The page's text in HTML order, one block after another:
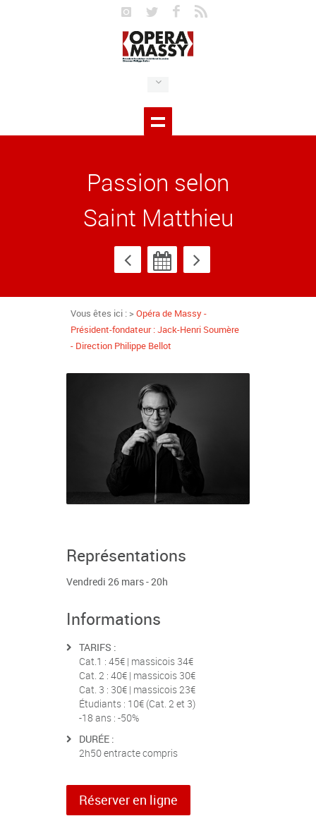
Passion selon
Saint Matthieu
Vous êtes ici : >Opéra de Massy -
Président-fondateur : Jack-Henri Soumère
- Direction Philippe Bellot
Représentations
Vendredi 26 mars - 20h
Informations
TARIFS :
Cat.1 : 45€ | massicois 34€
Cat. 2 : 40€ | massicois 30€
Cat. 3 : 30€ | massicois 23€
Étudiants : 10€ (Cat. 2 et 3)
-18 ans : -50%
DURÉE :
2h50 entracte compris
Réserver en ligne